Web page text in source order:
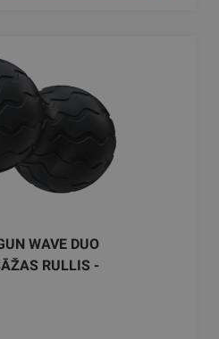
WAVE DUO
RULLIS -